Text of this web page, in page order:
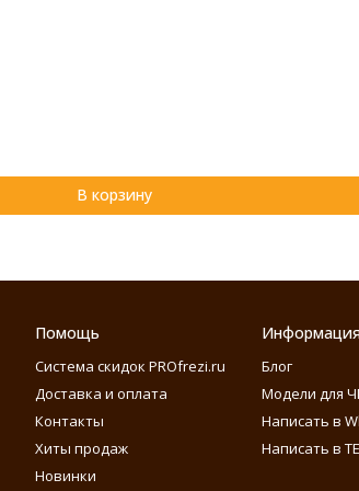
В корзину
Помощь
Система скидок PROfrezi.ru
Доставка и оплата
Контакты
Хиты продаж
Новинки
Блог
Модели для
Написать в
Написать в